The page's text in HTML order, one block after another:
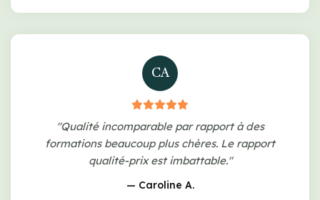
CA
"Qualité incomparable par rapport à des
formations beaucoup plus chères. Le rapport
qualité-prix est imbattable."
— Caroline A.